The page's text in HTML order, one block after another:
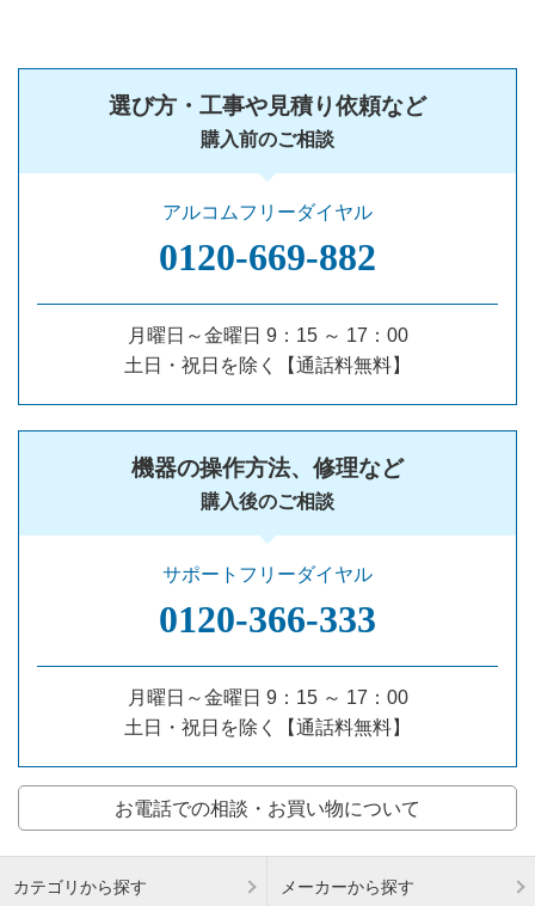
選び方・工事や見積り依頼など
購入前のご相談
アルコムフリーダイヤル
0120‐669‐882
月曜日～金曜日 9：15 ～ 17：00
土日・祝日を除く【通話料無料】
機器の操作方法、修理など
購入後のご相談
サポートフリーダイヤル
0120‐366‐333
月曜日～金曜日 9：15 ～ 17：00
土日・祝日を除く【通話料無料】
お電話での相談・お買い物について
カテゴリから探す メーカーから探す